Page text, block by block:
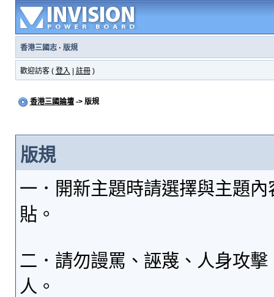
香港三國志· 版規
歡迎訪客 ( 登入 註冊)
香港三國論壇-> 版規
版規
一．開新主題時請選擇與主題
貼。
二．請勿謾罵、誣蔑、人身攻
人。